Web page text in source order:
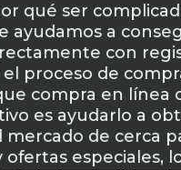
qué ser
ayudamos a
con
proceso de
compra en línea
es ayudarlo a
de cerca
especiales,